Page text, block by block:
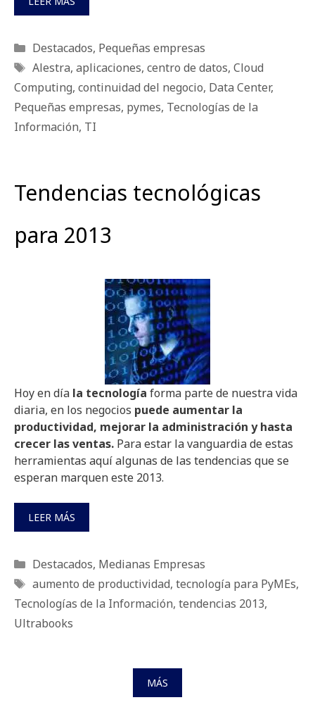
Categorías
Destacados, Pequeñas empresas
Etiquetas
Alestra, aplicaciones, centro de datos, Cloud
Computing, continuidad del negocio, Data Center,
Pequeñas empresas, pymes, Tecnologías de la
Información, TI
Tendencias tecnológicas
para 2013
Hoy en día la tecnología forma parte de nuestra vida
diaria, en los negocios puede aumentar la
productividad, mejorar la administración y hasta
crecer las ventas. Para estar la vanguardia de estas
herramientas aquí algunas de las tendencias que se
esperan marquen este 2013.
LEER MÁS
Categorías
Destacados, Medianas Empresas
Etiquetas
aumento de productividad, tecnología para PyMEs,
Tecnologías de la Información, tendencias 2013,
Ultrabooks
MÁS